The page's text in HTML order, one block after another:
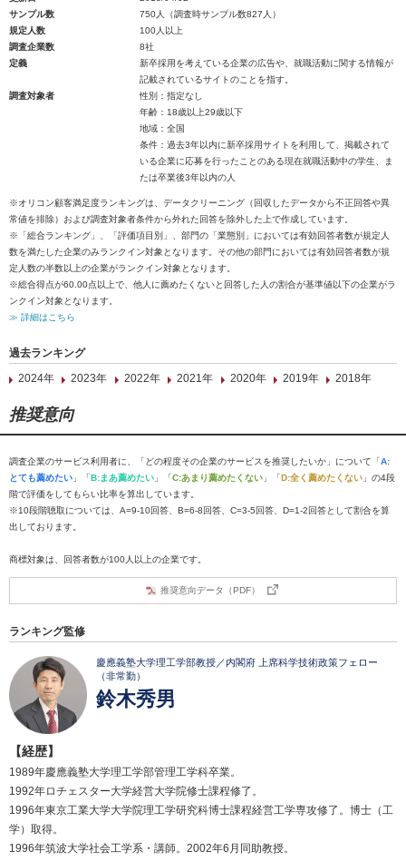
サンプル数
750人（調査時サンプル数827人）
規定人数
100人以上
調査企業数
8社
定義
新卒採用を考えている企業の広告や、就職活動に関する情報が
記載されているサイトのことを指す。
調査対象者
性別：指定なし
年齢：18歳以上29歳以下
地域：全国
条件：過去3年以内に新卒採用サイトを利用して、掲載されて
いる企業に応募を行ったことのある現在就職活動中の学生、ま
たは卒業後3年以内の人
※オリコン顧客満足度ランキングは、データクリーニング（回収したデータから不正回答や異
常値を排除）および調査対象者条件から外れた回答を除外した上で作成しています。
※「総合ランキング」、「評価項目別」、部門の「業態別」においては有効回答者数が規定人
数を満たした企業のみランクイン対象となります。その他の部門においては有効回答者数が規
定人数の半数以上の企業がランクイン対象となります。
※総合得点が60.00点以上で、他人に薦めたくないと回答した人の割合が基準値以下の企業がラ
ンクイン対象となります。
≫ 詳細はこちら
過去ランキング
2024年
2023年 2022年 2021年 2020年 2019年 2018年
推奨意向
調査企業のサービス利用者に、「どの程度その企業のサービスを推奨したいか」について「A:
とても薦めたい 」「B:まあ薦めたい 」「C:あまり薦めたくない 」「D:全く薦めたくない 」の4段
階で評価をしてもらい比率を算出しています。
※10段階聴取については、A=9-10回答、B=6-8回答、C=3-5回答、D=1-2回答として割合を算
出しております。
商標対象は、回答者数が100人以上の企業です。
推奨意向データ（PDF）
ランキング監修
慶應義塾大学理工学部教授／内閣府 上席科学技術政策フェロー
（非常勤）
鈴木秀男
【経歴】
1989年慶應義塾大学理工学部管理工学科卒業。
1992年ロチェスター大学経営大学院修士課程修了。
1996年東京工業大学大学院理工学研究科博士課程経営工学専攻修了。博士（工
学）取得。
1996年筑波大学社会工学系・講師。2002年6月同助教授。